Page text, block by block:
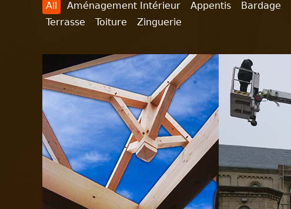
All Aménagement Intérieur Appentis Bardage
Terrasse
Toiture Zinguerie